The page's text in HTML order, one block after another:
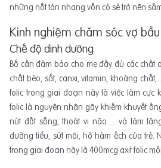
những nốt tàn nhang vốn có sẽ trở nên
Kinh nghiệm chăm sóc vợ
Chế độ dinh dưỡng
Bố cần đảm bảo cho mẹ đầy đủ các
chất béo, sắt, canxi, vitamin, khoáng
folic trong giai đoạn này là việc làm cực
folic là nguyên nhân gây khiếm khuyết
nứt đốt sống, thoát vị não… và làm
đường tiểu, sứt môi, hở hàm ếch của trẻ.
trong giai đoạn này là 400mcg axit folic